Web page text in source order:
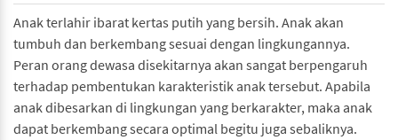
Anak terlahir ibarat kertas putih yang bersih. Anak akan
tumbuh dan berkembang sesuai dengan lingkungannya.
Peran orang dewasa disekitarnya akan sangat berpengaruh
terhadap pembentukan karakteristik anak tersebut. Apabila
anak dibesarkan di lingkungan yang berkarakter, maka anak
dapat berkembang secara optimal begitu juga sebaliknya.